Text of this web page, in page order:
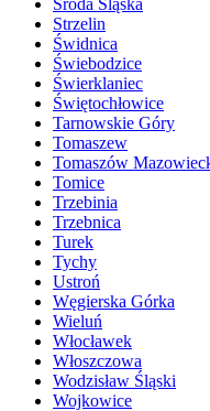
Strzelin
Świdnica
Świebodzice
Świerklaniec
Świętochłowice
Tarnowskie Góry
Tomaszew
Tomaszów
Tomice
Trzebinia
Trzebnica
Turek
Tychy
Ustroń
Węgierska Górka
Wieluń
Włocławek
Włoszczowa
Wodzisław Śląski
Wojkowice